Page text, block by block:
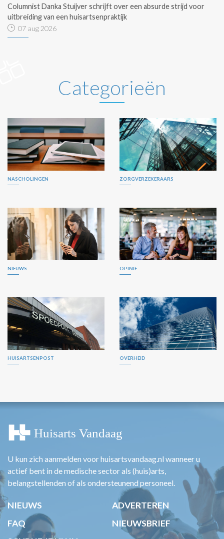
Columnist Danka Stuijver schrijft over een absurde strijd voor
uitbreiding van een huisartsenpraktijk
07 aug 2026
Categorieën
NASCHOLINGEN ZORGVERZEKERAARS
NIEUWS OPINIE
HUISARTSENPOST OVERHEID
U kun zich aanmelden voor huisartsvandaag.nl wanneer u
actief bent in de medische sector als (huis)arts,
belangstellenden of als ondersteunend personeel.
NIEUWS
ADVERTEREN
FAQ
NIEUWSBRIEF